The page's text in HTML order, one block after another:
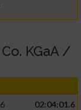
KGaA /
02:04:01.6